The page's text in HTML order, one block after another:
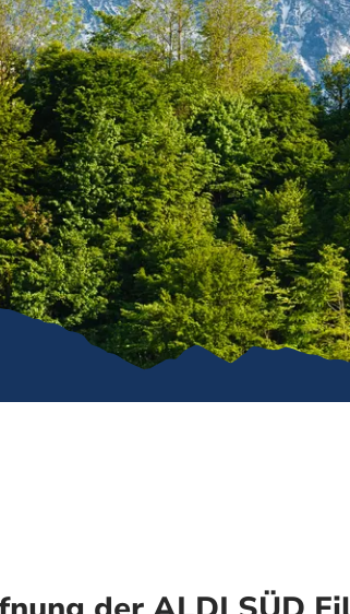
Karriere
Stiftung für unser Dorf
Gemeindeanzeiger
Vereine
Ver- &
Öffentliche
Hunde